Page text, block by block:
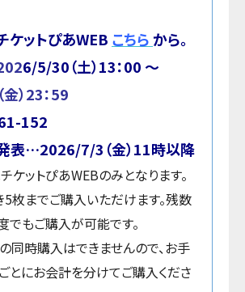
ケットぴあWEB こちら から。
6/5/30（土）13：00 ～
）23：59
152
表…2026/7/3（金）11時以降
ットぴあWEBのみとなります。
枚までご購入いただけます。残数
でもご購入が可能です。
同時購入はできませんので、お手
とにお会計を分けてご購入くださ